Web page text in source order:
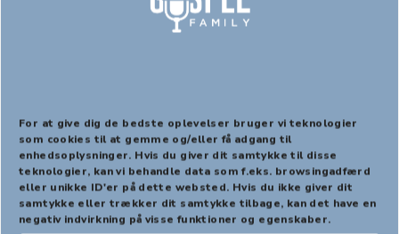
For at give dig de bedste oplevelser bruger vi teknologier
som cookies til at gemme og/eller få adgang til
enhedsoplysninger. Hvis du giver dit samtykke til disse
teknologier, kan vi behandle data som f.eks. browsingadfærd
eller unikke ID'er på dette websted. Hvis du ikke giver dit
samtykke eller trækker dit samtykke tilbage, kan det have en
negativ indvirkning på visse funktioner og egenskaber.
12 Rækker ud mod stjernerne,
node, download
kr.10,00
PREVIOUS